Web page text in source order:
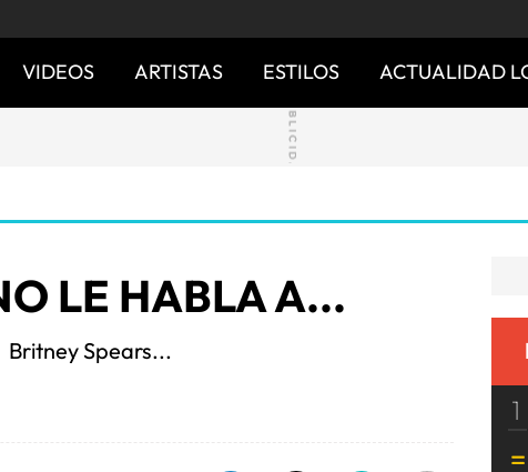
VIDEOS ARTISTAS ESTILOS ACTUALIDAD
LE HABLA A...
Britney Spears...
1